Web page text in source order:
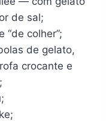
de sal;
“de colher”;
de gelato,
crocante e